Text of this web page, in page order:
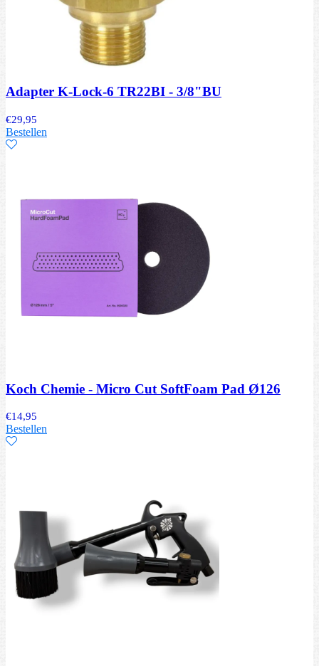
Adapter K-Lock-6 TR22BI - 3/8"BU
€29,95
Bestellen
Koch Chemie - Micro Cut SoftFoam Pad Ø126
€14,95
Bestellen